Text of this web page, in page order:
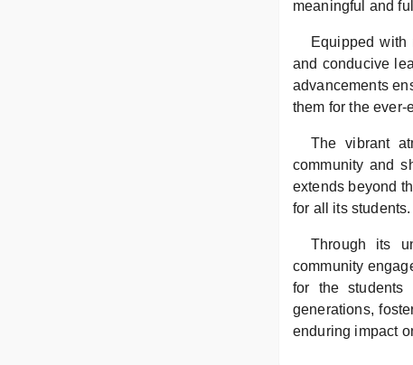
meaningful and
Equipped with
and conducive
advancements
them for the ever-
The vibrant
community and
extends beyond
for all its students.
Through its
community
for the students
generations,
enduring impact